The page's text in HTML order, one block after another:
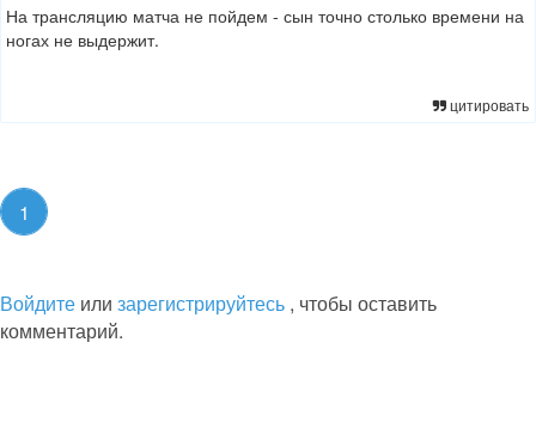
На трансляцию матча не пойдем - сын точно столько времени на
ногах не выдержит.
цитировать
1
Войдите или зарегистрируйтесь , чтобы оставить
комментарий.